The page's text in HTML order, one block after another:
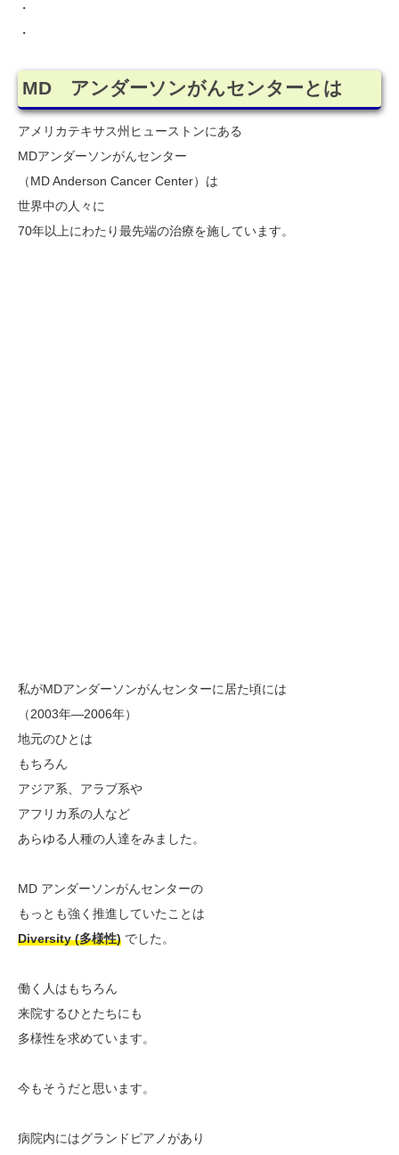
・
・
MD アンダーソンがんセンターとは
アメリカテキサス州ヒューストンにある
MDアンダーソンがんセンター
（MD Anderson Cancer Center）は
世界中の人々に
70年以上にわたり最先端の治療を施しています。
私がMDアンダーソンがんセンターに居た頃には
（2003年―2006年）
地元のひとは
もちろん
アジア系、アラブ系や
アフリカ系の人など
あらゆる人種の人達をみました。
MD アンダーソンがんセンターの
もっとも強く推進していたことは
Diversity (多様性) でした。
働く人はもちろん
来院するひとたちにも
多様性を求めています。
今もそうだと思います。
病院内にはグランドピアノがあり